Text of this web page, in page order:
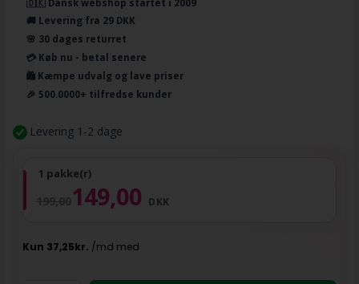
🇩🇰 Dansk webshop startet i 2009
🚚 Levering fra 29 DKK
🌸 30 dages returret
💳 Køb nu - betal senere
🛍️ Kæmpe udvalg og lave priser
🎉 500.0000+ tilfredse kunder
Levering 1-2 dage
1 pakke(r)
149,00 DKK